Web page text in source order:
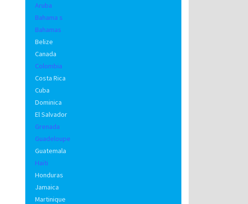
Aruba
Bahama s
Bahamas
Belize
Canada
Colombia
Costa Rica
Cuba
Dominica
El Salvador
Grenada
Guadeloupe
Guatemala
Haïti
Honduras
Jamaica
Martinique